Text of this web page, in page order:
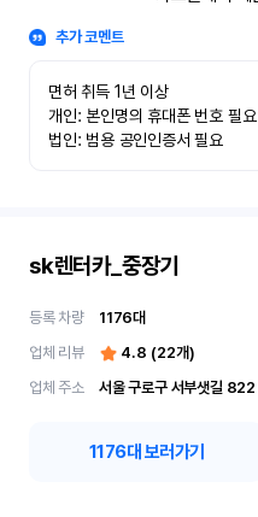
추가 코멘트
면허 취득 1년 이상
개인: 본인명의 휴대폰 번호 필요
법인: 범용 공인인증서 필요
sk렌터카_중장기
등록 차량 1176대
업체 리뷰
4.8 (22개)
업체 주소
서울 구로구 서부샛길 822
1176대 보러가기